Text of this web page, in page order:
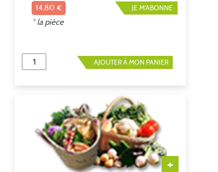
JE M'ABONNE
14,80 €
* la pièce
AJOUTER À MON PANIER
+